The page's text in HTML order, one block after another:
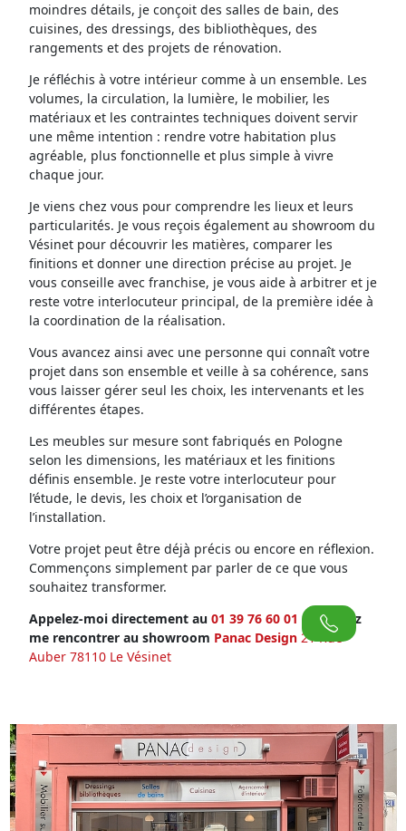
moindres détails, je conçoit des salles de bain, des
cuisines, des dressings, des bibliothèques, des
rangements et des projets de rénovation.
Je réfléchis à votre intérieur comme à un ensemble. Les
volumes, la circulation, la lumière, le mobilier, les
matériaux et les contraintes techniques doivent servir
une même intention : rendre votre habitation plus
agréable, plus fonctionnelle et plus simple à vivre
chaque jour.
Je viens chez vous pour comprendre les lieux et leurs
particularités. Je vous reçois également au showroom du
Vésinet pour découvrir les matières, comparer les
finitions et donner une direction précise au projet. Je
vous conseille avec franchise, je vous aide à arbitrer et je
reste votre interlocuteur principal, de la première idée à
la coordination de la réalisation.
Vous avancez ainsi avec une personne qui connaît votre
projet dans son ensemble et veille à sa cohérence, sans
vous laisser gérer seul les choix, les intervenants et les
différentes étapes.
Les meubles sur mesure sont fabriqués en Pologne
selon les dimensions, les matériaux et les finitions
définis ensemble. Je reste votre interlocuteur pour
l’étude, le devis, les choix et l’organisation de
l’installation.
Votre projet peut être déjà précis ou encore en réflexion.
Commençons simplement par parler de ce que vous
souhaitez transformer.
Appelez-moi directement au 01 39 76 60 01 ou venez
me rencontrer au showroom Panac Design 21 Rue
Auber 78110 Le Vésinet